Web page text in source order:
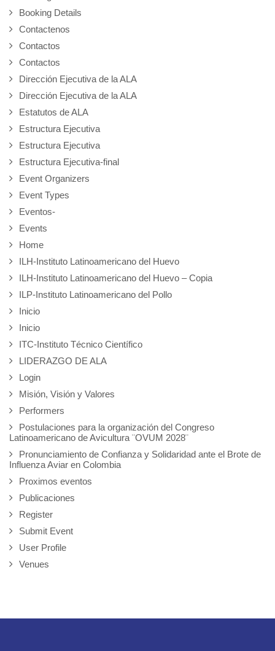
Booking Details
Contactenos
Contactos
Contactos
Dirección Ejecutiva de la ALA
Dirección Ejecutiva de la ALA
Estatutos de ALA
Estructura Ejecutiva
Estructura Ejecutiva
Estructura Ejecutiva-final
Event Organizers
Event Types
Eventos-
Events
Home
ILH-Instituto Latinoamericano del Huevo
ILH-Instituto Latinoamericano del Huevo – Copia
ILP-Instituto Latinoamericano del Pollo
Inicio
Inicio
ITC-Instituto Técnico Científico
LIDERAZGO DE ALA
Login
Misión, Visión y Valores
Performers
Postulaciones para la organización del Congreso
Latinoamericano de Avicultura ¨OVUM 2028¨
Pronunciamiento de Confianza y Solidaridad ante el Brote de
Influenza Aviar en Colombia
Proximos eventos
Publicaciones
Register
Submit Event
User Profile
Venues